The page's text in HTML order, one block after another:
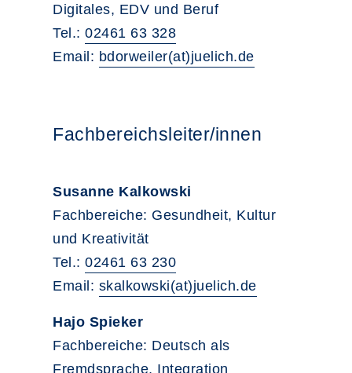
Digitales, EDV und Beruf
Tel.:02461 63 328
Email: bdorweiler(at)juelich.de
Fachbereichsleiter/innen
Susanne Kalkowski
Fachbereiche: Gesundheit, Kultur
und Kreativität
Tel.:02461 63 230
Email: skalkowski(at)juelich.de
Hajo Spieker
Fachbereiche: Deutsch als
Fremdsprache, Integration